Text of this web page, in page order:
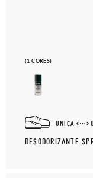
(1 CORES)
UNICA
DESODORIZANTE